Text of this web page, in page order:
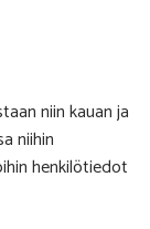
niin kauan ja
niihin
henkilötiedot